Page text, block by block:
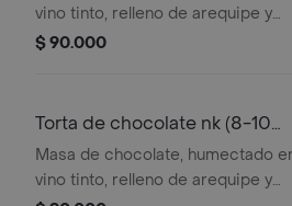
vino tinto, relleno de arequipe y
nueces molidas, cubierta en crema
verificar tamano del producto
$ 90.000
Torta de chocolate nk (8-10
porciones)
Masa de chocolate, humectado
vino tinto, relleno de arequipe y